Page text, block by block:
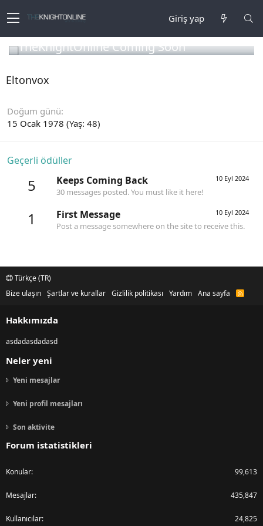
Giriş yap
TheKnightOnline Coming Soon
Eltonvox
Doğum günü
15 Ocak 1978 (Yaş: 48)
Geçerli ödüller
5 10 Eyl 2024
Keeps Coming Back
30 messages posted. You must like it here!
1 10 Eyl 2024
First Message
Post a message somewhere on the site to receive this.
Türkçe (TR)
Bize ulaşın Şartlar ve kurallar Gizlilik politikası Yardım Ana sayfa
R
Hakkımızda
asdadasdadasd
Neler yeni
Yeni mesajlar
Yeni profil mesajları
Son aktivite
Forum istatistikleri
Konular 99,613
Mesajlar 435,847
Kullanıcılar 24,825